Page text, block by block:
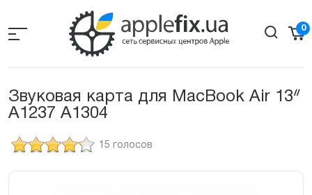
the
0
Звуковая карта для MacBook Air 13ᐥ
A1237 A1304
15 голосов